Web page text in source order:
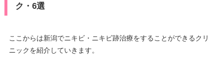
ク・6選
ここからは新潟でニキビ・ニキビ跡治療をすることができるクリ
ニックを紹介していきます。